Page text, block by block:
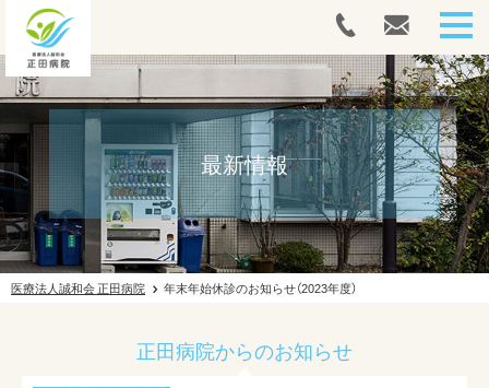
HOME
人間ドック・健康診断
内視鏡
外来案内
入院案内
最新情報
医療法人誠和会 正田病院 年末年始休診のお知らせ（2023年度）
正田病院からのお知らせ